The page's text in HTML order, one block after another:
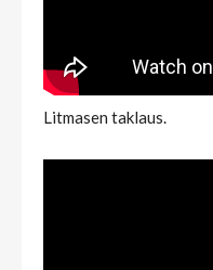
Litmasen taklaus.